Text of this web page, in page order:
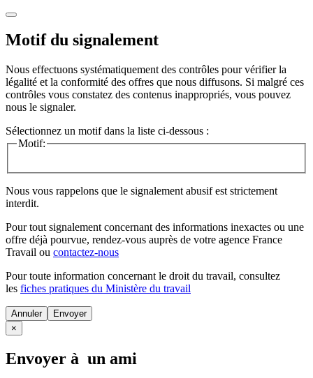
Motif du signalement
Nous effectuons systématiquement des contrôles pour vérifier la
légalité et la conformité des offres que nous diffusons. Si malgré ces
contrôles vous constatez des contenus inappropriés, vous pouvez
nous le signaler.
Sélectionnez un motif dans la liste ci-dessous :
Motif:
Nous vous rappelons que le signalement abusif est strictement
interdit.
Pour tout signalement concernant des informations inexactes ou une
offre déjà pourvue, rendez-vous auprès de votre agence France
Travail ou contactez-nous
Pour toute information concernant le droit du travail, consultez
les fiches pratiques du Ministère du travail
Annuler
×
Envoyer à un ami